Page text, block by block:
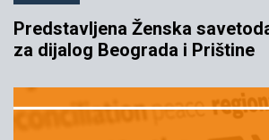
Predstavljena Ženska
za dijalog Beograda i Prištine